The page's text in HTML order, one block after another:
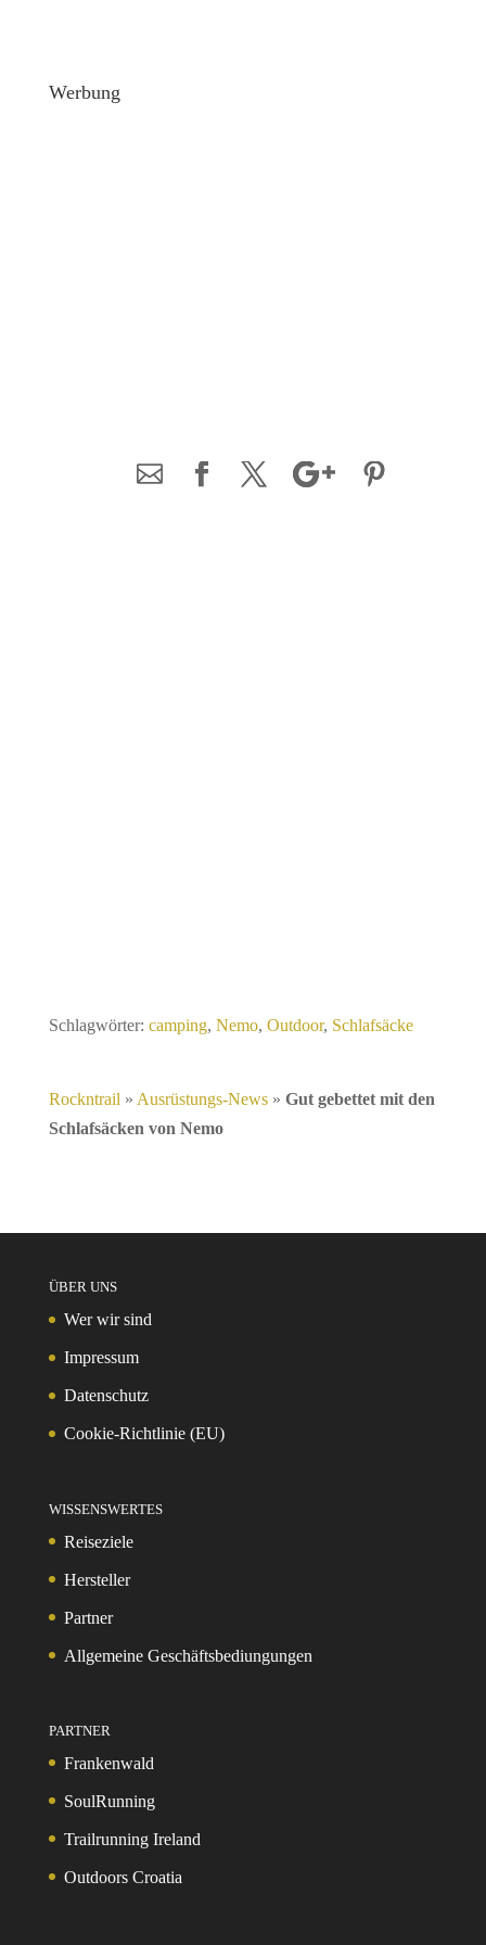
Werbung
Schlagwörter: camping, Nemo, Outdoor, Schlafsäcke
Rockntrail » Ausrüstungs-News» Gut gebettet mit den
Schlafsäcken von Nemo
ÜBER UNS
Wer wir sind
Impressum
Datenschutz
Cookie-Richtlinie (EU)
WISSENSWERTES
Reiseziele
Hersteller
Partner
Allgemeine Geschäftsbediungungen
PARTNER
Frankenwald
SoulRunning
Trailrunning Ireland
Outdoors Croatia